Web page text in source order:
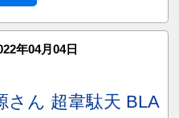
年04月04日
さん 超韋駄天 BLA